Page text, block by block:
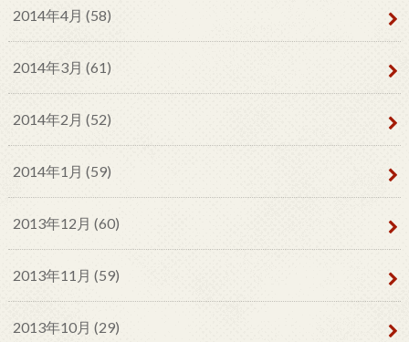
2014年4月 (58)
2014年3月 (61)
2014年2月 (52)
2014年1月 (59)
2013年12月 (60)
2013年11月 (59)
2013年10月 (29)